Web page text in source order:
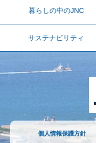
暮らしの中のJNC
サステナビリティ
個人情報保護方針